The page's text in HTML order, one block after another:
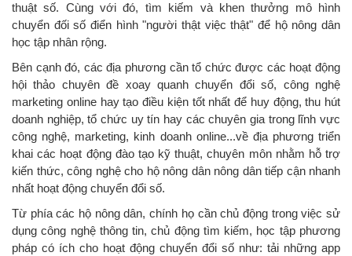
thuật số. Cùng với đó, tìm kiếm và khen thưởng mô hình
chuyển đối số điển hình "người thật việc thật" để hộ nông dân
học tập nhân rộng.
Bên cạnh đó, các địa phương cần tổ chức được các hoạt động
hội thảo chuyên đề xoay quanh chuyển đổi số, công nghệ
marketing online hay tạo điều kiện tốt nhất để huy động, thu hút
doanh nghiệp, tổ chức uy tín hay các chuyên gia trong lĩnh vực
công nghệ, marketing, kinh doanh online...về địa phương triển
khai các hoạt động đào tạo kỹ thuật, chuyên môn nhằm hỗ trợ
kiến thức, công nghệ cho hộ nông dân nông dân tiếp cận nhanh
nhất hoạt động chuyển đổi số.
Từ phía các hộ nông dân, chính họ cần chủ động trong việc sử
dụng công nghệ thông tin, chủ động tìm kiếm, học tập phương
pháp có ích cho hoạt động chuyển đổi số như: tải những app